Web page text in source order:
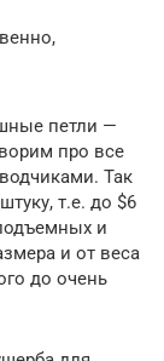
петли —
про все
Так
т.е. до $6
и
и от веса
до очень